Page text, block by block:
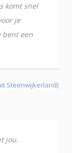
komt snel
je
bent een
Steenwijkerland)
jou.